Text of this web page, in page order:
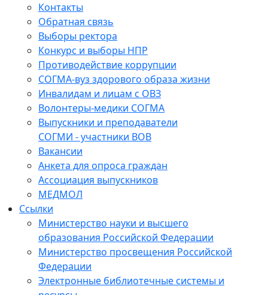
Контакты
Обратная связь
Выборы ректора
Конкурс и выборы НПР
Противодействие коррупции
СОГМА-вуз здорового образа жизни
Инвалидам и лицам с ОВЗ
Волонтеры-медики СОГМА
Выпускники и преподаватели
СОГМИ - участники ВОВ
Вакансии
Анкета для опроса граждан
Ассоциация выпускников
МЕДМОЛ
Ссылки
Министерство науки и высшего
образования Российской Федерации
Министерство просвещения Российской
Федерации
Электронные библиотечные системы и